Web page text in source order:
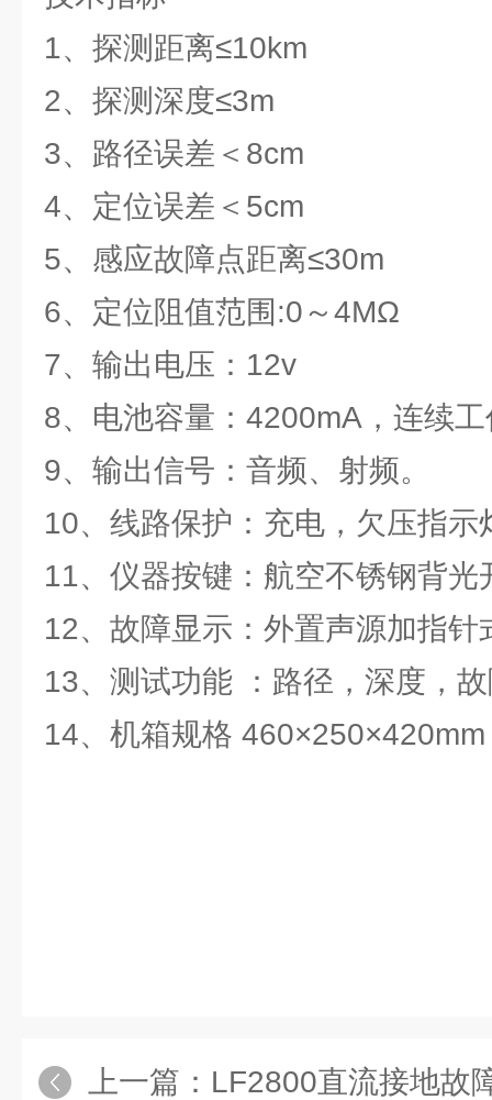
1、探测距离≤10km
2、探测深度≤3m
3、路径误差＜8cm
4、定位误差＜5cm
5、感应故障点距离≤30m
6、定位阻值范围:0～4MΩ
7、输出电压：12v
8、电池容量：4200mA，连续
9、输出信号：音频、射频。
10、线路保护：充电，欠压指示
11、仪器按键：航空不锈钢背光
12、故障显示：外置声源加指针
13、测试功能 ：路径，深度，
14、机箱规格 460×250×420mm
上一篇： LF2800直流接地故